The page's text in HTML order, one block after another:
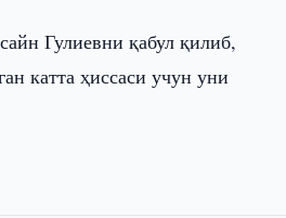
Гулиевни қабул қилиб,
катта ҳиссаси учун уни